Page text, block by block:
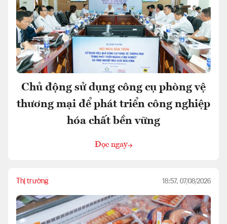
Chủ động sử dụng công cụ phòng vệ
thương mại để phát triển công nghiệp
hóa chất bền vững
Đọc ngay
Thị trường 18:57, 07/08/2026